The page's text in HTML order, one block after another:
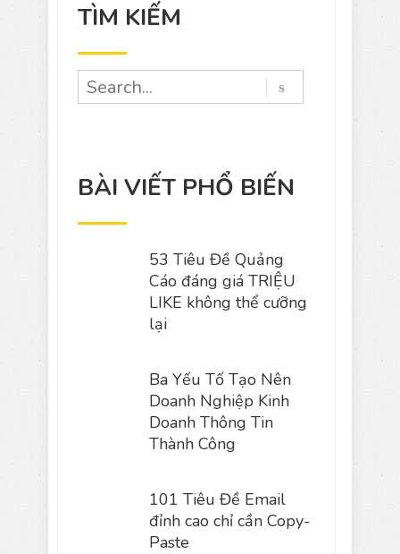
TÌM KIẾM
BÀI VIẾT PHỔ BIẾN
53 Tiêu Đề Quảng
Cáo đáng giá TRIỆU
LIKE không thể cưỡng
lại
Ba Yếu Tố Tạo Nên
Doanh Nghiệp Kinh
Doanh Thông Tin
Thành Công
101 Tiêu Đề Email
đỉnh cao chỉ cần Copy-
Paste